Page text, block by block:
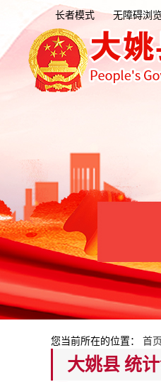
无障碍浏
长者模式
您当前所在的位置： 首页
大姚县 统